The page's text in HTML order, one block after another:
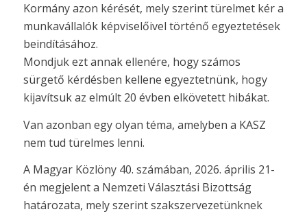
Kormány azon kérését, mely szerint türelmet kér a
munkavállalók képviselőivel történő egyeztetések
beindításához.
Mondjuk ezt annak ellenére, hogy számos
sürgető kérdésben kellene egyeztetnünk, hogy
kijavítsuk az elmúlt 20 évben elkövetett hibákat.
Van azonban egy olyan téma, amelyben a KASZ
nem tud türelmes lenni.
A Magyar Közlöny 40. számában, 2026. április 21-
én megjelent a Nemzeti Választási Bizottság
határozata, mely szerint szakszervezetünknek